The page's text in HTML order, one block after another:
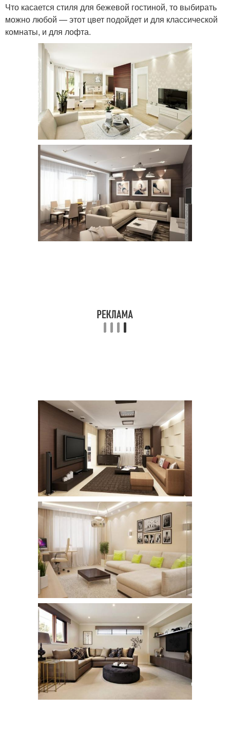
Что касается стиля для бежевой гостиной, то выбирать
можно любой — этот цвет подойдет и для классической
комнаты, и для лофта.